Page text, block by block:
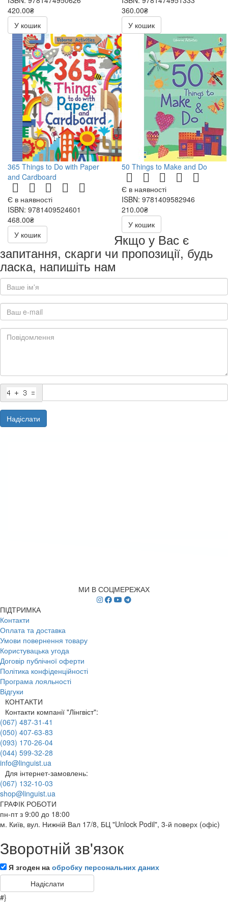
420.00₴
У кошик
360.00₴
У кошик
365 Things to Do with Paper
and Cardboard
Є в наявності
ISBN: 9781409524601
468.00₴
У кошик
50 Things to Make and Do
Є в наявності
ISBN: 9781409582946
210.00₴
У кошик
Якщо у Вас є
запитання, скарги чи пропозиції, будь
ласка, напишіть нам
Надіслати
МИ В СОЦМЕРЕЖАХ
ПІДТРИМКА
Контакти
Оплата та доставка
Умови повернення товару
Користувацька угода
Договір публічної оферти
Політика конфіденційності
Програма лояльності
Відгуки
КОНТАКТИ
Контакти компанії "Лінгвіст":
(067) 487-31-41
(050) 407-63-83
(093) 170-26-04
(044) 599-32-28
info@linguist.ua
Для інтернет-замовлень:
(067) 132-10-03
shop@linguist.ua
ГРАФІК РОБОТИ
пн-пт з 9:00 до 18:00
м. Київ, вул. Нижній Вал 17/8, БЦ "Unlock Podil", 3-й поверх (офіс)
Зворотній зв'язок
Я згоден на обробку персональних даних
#}